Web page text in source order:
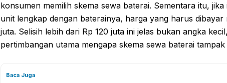
konsumen memilih skema sewa baterai. Sementara itu, jika
unit lengkap dengan baterainya, harga yang harus dibayar
juta. Selisih lebih dari Rp 120 juta ini jelas bukan angka
pertimbangan utama mengapa skema sewa baterai
Baca Juga